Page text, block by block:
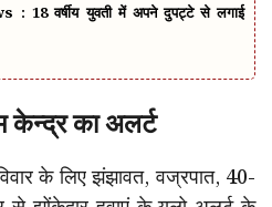
18 वर्षीय युवती में अपने दुपट्टे से लगाई
का अलर्ट
के लिए झंझावत, वज्रपात, 40-